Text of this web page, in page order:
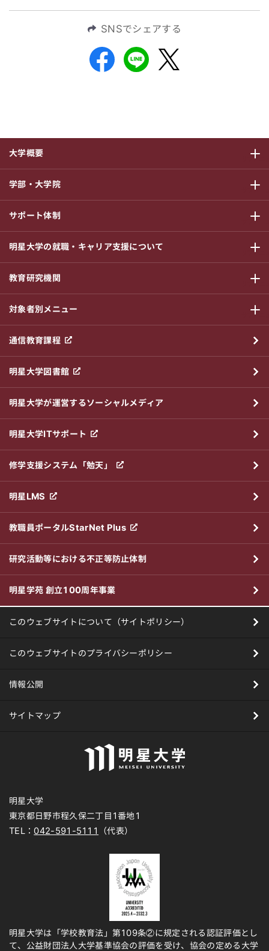
SNSでシェアする
大学概要
サブメニ
学部・大学院
サブメニ
サポート体制
サブメニ
明星大学の就職・キャリア支援について
サブメニ
教育研究機関
サブメニ
対象者別メニュー
サブメニ
通信教育課程
明星大学図書館
明星大学が運営するソーシャルメディア
明星大学ITサポート
修学支援システム「勉天」
明星LMS
教職員ポータルStarNet Plus
研究活動等における不正等防止体制
明星学苑 創立100周年事業
このウェブサイトについて（サイトポリシー）
このウェブサイトのプライバシーポリシー
情報公開
サイトマップ
明星大学
東京都日野市程久保二丁目1番地1
TEL： 042-591-5111 （代表）
明星大学は「学校教育法」第109条②に規定される認証評価とし
て、公益財団法人大学基準協会の評価を受け、協会の定める大学